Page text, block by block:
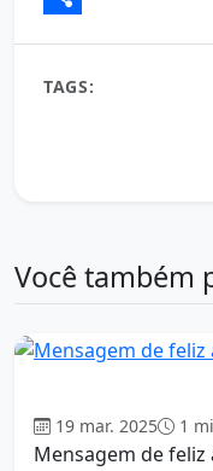
TAGS:
Você também
19 mar. 2025 1
Mensagem de